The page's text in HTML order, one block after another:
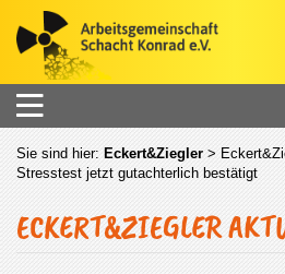
Sie sind hier: Eckert&Ziegler >
Stresstest jetzt gutachterlich bestätigt
ECKERT&ZIEGLER